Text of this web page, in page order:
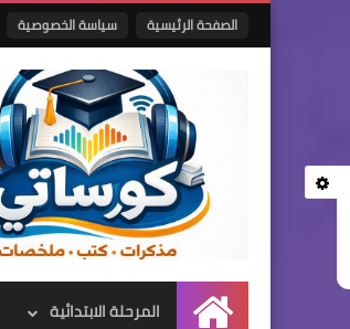
الصفحة الرئيسية سياسة الخصوصية
الرئيسية
المرحلة الابتدائية